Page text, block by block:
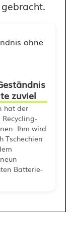
zuviel
hat der
Ihm wird
Tschechien
Batterie-